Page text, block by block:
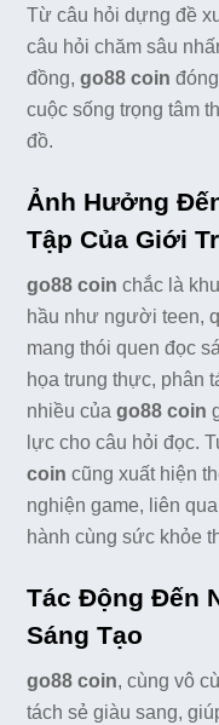
Từ câu hỏi dựng đề
câu hỏi chăm sâu
đồng,go88 coin
cuộc sống trọng tâm
đồ.
Ảnh Hưởng
Tập Của Giới
go88 coin chắc là
hầu như người teen,
mang thói quen đọc
họa trung thực, phân
nhiều củago88 coin
lực cho câu hỏi đọc.
coin cũng xuất hiện
nghiện game, liên
hành cùng sức khỏe
Tác Động Đến
Sáng Tạo
go88 coin, cùng vô
tách sẻ giàu sang,